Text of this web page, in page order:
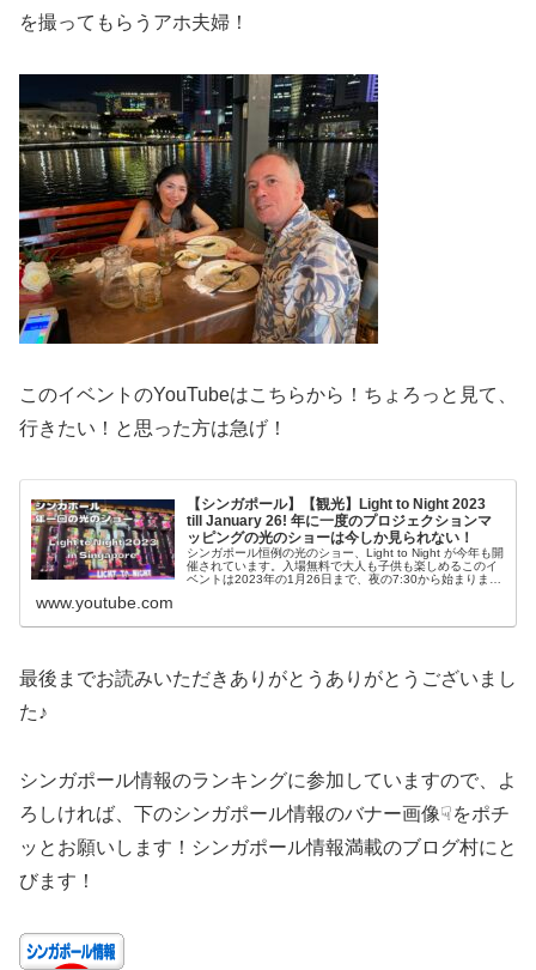
を撮ってもらうアホ夫婦！
このイベントのYouTubeはこちらから！ちょろっと見て、
行きたい！と思った方は急げ！
【シンガポール】【観光】Light to Night 2023
till January 26! 年に一度のプロジェクションマ
ッピングの光のショーは今しか見られない！
シンガポール恒例の光のショー、Light to Night が今年も開
催されています。入場無料で大人も子供も楽しめるこのイ
ベントは2023年の1月26日まで、夜の7:30から始まりま
www.youtube.com
最後までお読みいただきありがとうありがとうございまし
た♪
シンガポール情報のランキングに参加していますので、よ
ろしければ、下のシンガポール情報のバナー画像☟をポチ
ッとお願いします！シンガポール情報満載のブログ村にと
びます！